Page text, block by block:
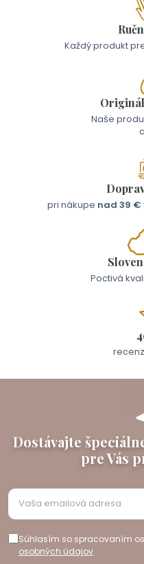
Každý produkt
Naše
pri nákupe nad 39 €
Poctivá
Dostávajte
pre Vás
Súhlasím so spracovaním
osobných údajov.